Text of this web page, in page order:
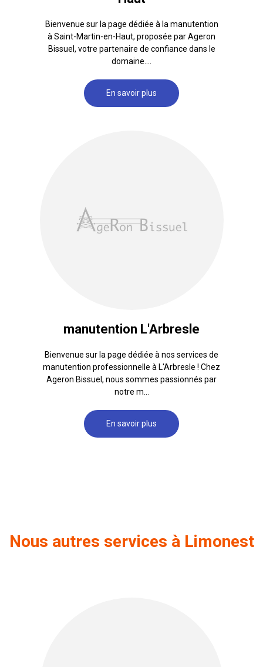
Bienvenue sur la page dédiée à la manutention
à Saint-Martin-en-Haut, proposée par Ageron
Bissuel, votre partenaire de confiance dans le
domaine....
En savoir plus
manutention L'Arbresle
Bienvenue sur la page dédiée à nos services de
manutention professionnelle à L'Arbresle ! Chez
Ageron Bissuel, nous sommes passionnés par
notre m...
En savoir plus
Nous autres services à Limonest